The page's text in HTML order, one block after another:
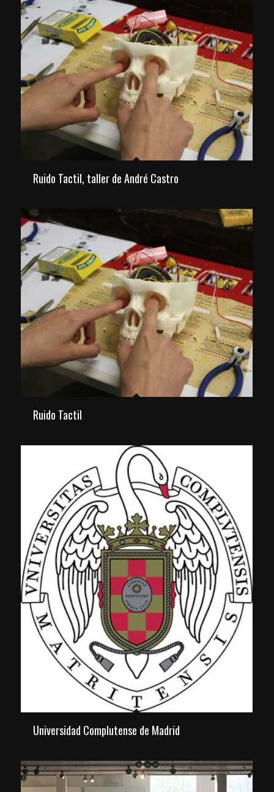
Ruido Tactil, taller de André Castro
Ruido Tactil
Universidad Complutense de Madrid